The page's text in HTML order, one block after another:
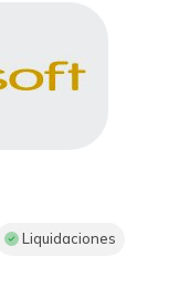
Liquidaciones